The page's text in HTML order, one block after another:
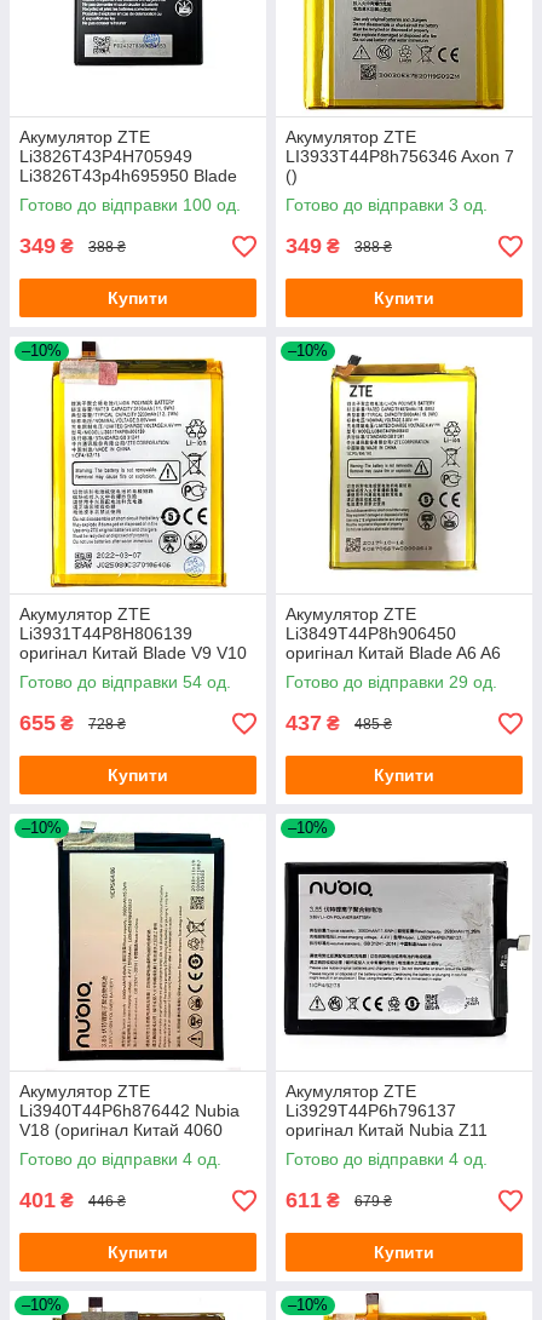
Акумулятор ZTE
Li3826T43P4H705949
Li3826T43p4h695950 Blade
A5 2019, A3 2020, L210
(оригінал Китай 2600 mAh)
Готово до відправки 100 од.
349 ₴ 388 ₴
Купити
Акумулятор ZTE
LI3933T44P8h756346 Axon 7
()
Готово до відправки 3 од.
349 ₴ 388 ₴
Купити
–10%
Акумулятор ZTE
Li3931T44P8H806139
оригінал Китай Blade V9 V10
V10 Vita, A7 2019 A5 2020,
A51
Готово до відправки 54 од.
655 ₴ 728 ₴
Купити
–10%
Акумулятор ZTE
Li3849T44P8h906450
оригінал Китай Blade A6 A6
Lite
Готово до відправки 29 од.
437 ₴ 485 ₴
Купити
–10%
Акумулятор ZTE
Li3940T44P6h876442 Nubia
V18 (оригінал Китай 4060
mAh)
Готово до відправки 4 од.
401 ₴ 446 ₴
Купити
–10%
Акумулятор ZTE
Li3929T44P6h796137
оригінал Китай Nubia Z11
mini S, Z17 Mini 3000 mAh
Готово до відправки 4 од.
611 ₴ 679 ₴
Купити
–10% –10%